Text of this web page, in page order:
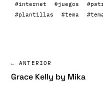
#internet
#juegos
#plantillas
#tema
← ANTERIOR
Grace Kelly by Mika